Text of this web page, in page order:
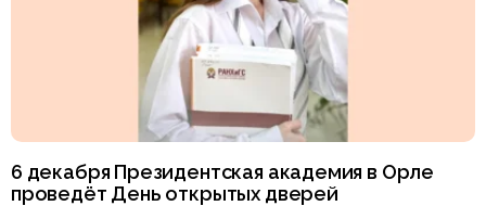
6 декабря Президентская академия в Орле
проведёт День открытых дверей